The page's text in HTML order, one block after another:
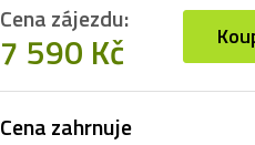
Cena zájezdu:
7 590 Kč
Cena zahrnuje